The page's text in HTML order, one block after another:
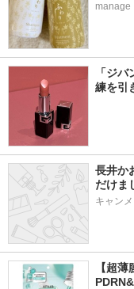
manage
「ジ
練を引
長井か
だけま
キャン
【超